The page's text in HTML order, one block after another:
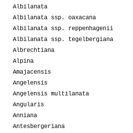
Albilanata
Albilanata ssp. oaxacana
Albilanata ssp. reppenhagenii
Albilanata ssp. tegelbergiana
Albrechtiana
Alpina
Amajacensis
Angelensis
Angelensis multilanata
Angularis
Anniana
Antesbergeriana